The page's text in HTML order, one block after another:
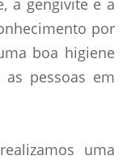
a gengivite e a
por
boa higiene
pessoas em
uma